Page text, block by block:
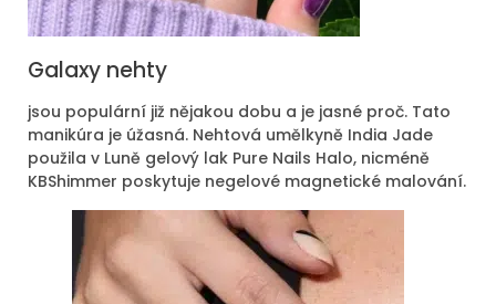
Galaxy nehty
jsou populární již nějakou dobu a je jasné proč. Tato
manikúra je úžasná. Nehtová umělkyně India Jade
použila v Luně gelový lak Pure Nails Halo, nicméně
KBShimmer poskytuje negelové magnetické malování.